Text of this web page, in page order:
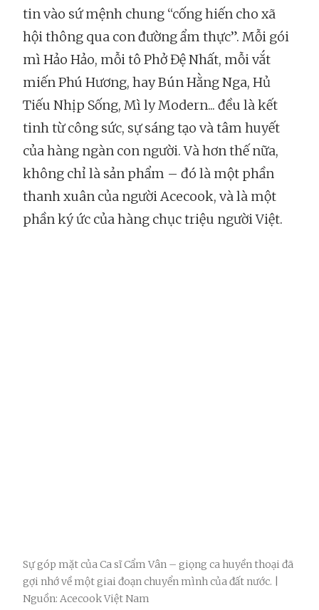
tin vào sứ mệnh chung “cống hiến cho xã
hội thông qua con đường ẩm thực”. Mỗi gói
mì Hảo Hảo, mỗi tô Phở Đệ Nhất, mỗi vắt
miến Phú Hương, hay Bún Hằng Nga, Hủ
Tiếu Nhịp Sống, Mì ly Modern... đều là kết
tinh từ công sức, sự sáng tạo và tâm huyết
của hàng ngàn con người. Và hơn thế nữa,
không chỉ là sản phẩm – đó là một phần
thanh xuân của người Acecook, và là một
phần ký ức của hàng chục triệu người Việt.
Sự góp mặt của Ca sĩ Cẩm Vân – giọng ca huyền thoại đã
gợi nhớ về một giai đoạn chuyển mình của đất nước. |
Nguồn: Acecook Việt Nam